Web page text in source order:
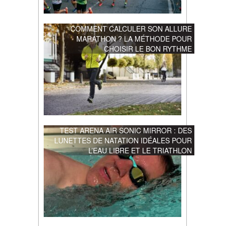
COMMENT CALCULER SON ALLURE
MARATHON ? LA MÉTHODE POUR
CHOISIR LE BON RYTHME
TEST ARENA AIR SONIC MIRROR : DES
LUNETTES DE NATATION IDÉALES POUR
L’EAU LIBRE ET LE TRIATHLON